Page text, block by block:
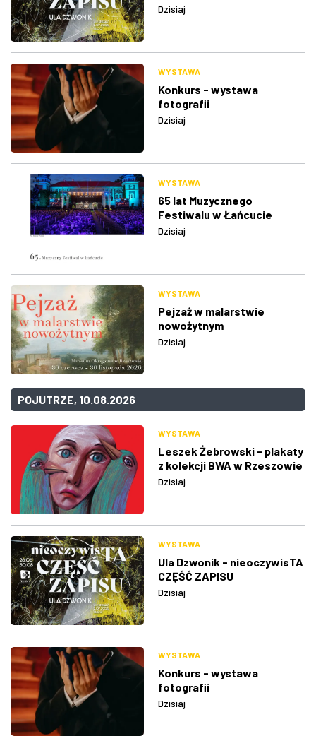
Dzisiaj
WYSTAWA
Konkurs - wystawa
fotografii
Dzisiaj
WYSTAWA
65 lat Muzycznego
Festiwalu w Łańcucie
Dzisiaj
WYSTAWA
Pejzaż w malarstwie
nowożytnym
Dzisiaj
POJUTRZE, 10.08.2026
WYSTAWA
Leszek Żebrowski - plakaty
z kolekcji BWA w Rzeszowie
Dzisiaj
WYSTAWA
Ula Dzwonik - nieoczywisTA
CZĘŚĆ ZAPISU
Dzisiaj
WYSTAWA
Konkurs - wystawa
fotografii
Dzisiaj